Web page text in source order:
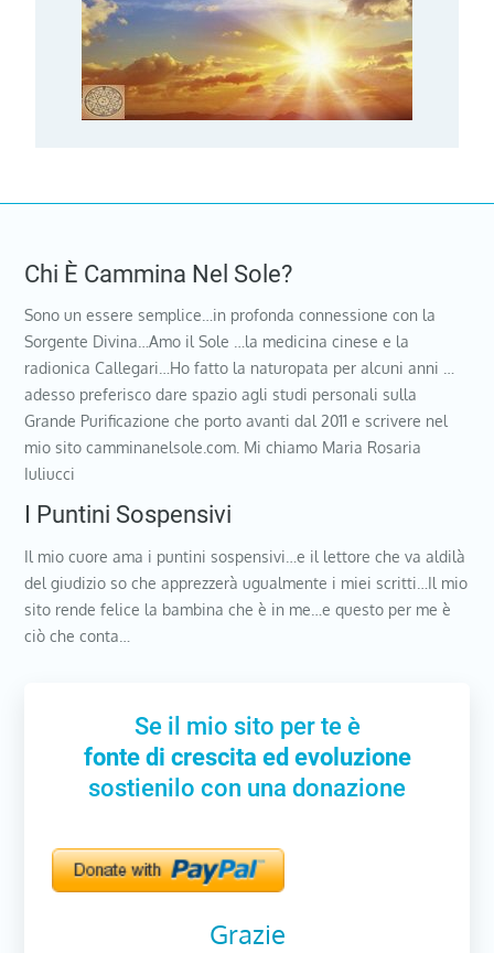
Chi È Cammina Nel Sole?
Sono un essere semplice…in profonda connessione con la
Sorgente Divina…Amo il Sole …la medicina cinese e la
radionica Callegari…Ho fatto la naturopata per alcuni anni …
adesso preferisco dare spazio agli studi personali sulla
Grande Purificazione che porto avanti dal 2011 e scrivere nel
mio sito camminanelsole.com. Mi chiamo Maria Rosaria
Iuliucci
I Puntini Sospensivi
Il mio cuore ama i puntini sospensivi…e il lettore che va aldilà
del giudizio so che apprezzerà ugualmente i miei scritti…Il mio
sito rende felice la bambina che è in me…e questo per me è
ciò che conta…
Se il mio sito per te è
fonte di crescita ed evoluzione
sostienilo con una donazione
Grazie